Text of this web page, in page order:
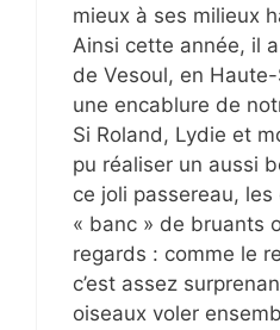
mieux à ses milieux
Ainsi cette année, il
de Vesoul, en
une encablure de
Si Roland, Lydie et
pu réaliser un aussi
ce joli passereau,
« banc » de bruants
regards : comme le
c’est assez
oiseaux voler